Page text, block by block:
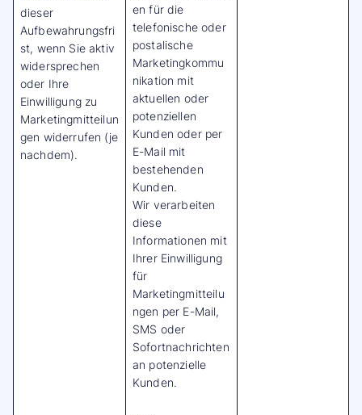
dieser
Aufbewahrungsfri
st, wenn Sie aktiv
widersprechen
oder Ihre
Einwilligung zu
Marketingmitteilun
gen widerrufen (je
nachdem).
en für die
telefonische oder
postalische
Marketingkommu
nikation mit
aktuellen oder
potenziellen
Kunden oder per
E-Mail mit
bestehenden
Kunden.
Wir verarbeiten
diese
Informationen mit
Ihrer Einwilligung
für
Marketingmitteilu
ngen per E-Mail,
SMS oder
Sofortnachrichten
an potenzielle
Kunden.